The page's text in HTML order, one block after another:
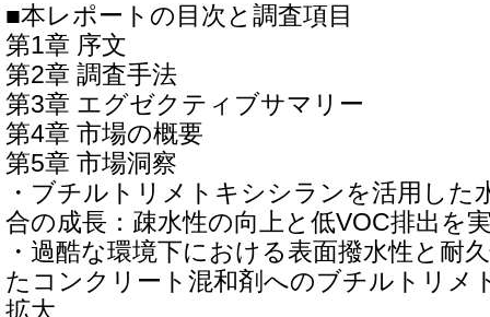
■本レポートの目次と調査項目
第1章 序文
第2章 調査手法
第3章 エグゼクティブサマリー
第4章 市場の概要
第5章 市場洞察
・ブチルトリメトキシシランを活用した
合の成長：疎水性の向上と低VOC排出を
・過酷な環境下における表面撥水性と耐
たコンクリート混和剤へのブチルトリメ
拡大